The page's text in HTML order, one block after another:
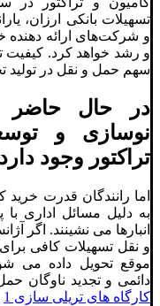
تسهیلات بانکی ارزان،
و شرکت‌های ارائه
و رشد خواهد کرد. کیفیت
سهم حمل و نقل در تولید
در حال حاضر
نوسازی و
تراکتور وجود
اما رانندگان قدرت
به دلیل مسائل اداری
انبارها می نشینند. اگر
و نقل تسهیلات کافی برای
موقع تحویل داده می
دائمی و تجدید ناوگان
کارگاه های تریلی سازی 1